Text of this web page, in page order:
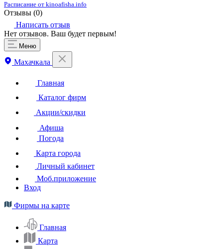
Расписание от kinoafisha.info
Отзывы (0)
Написать отзыв
Нет отзывов. Ваш будет первым!
Меню
Махачкала
Главная
Каталог фирм
Акции/скидки
Афиша
Погода
Карта города
Личный кабинет
Моб.приложение
Вход
Фирмы на карте
Главная
Карта